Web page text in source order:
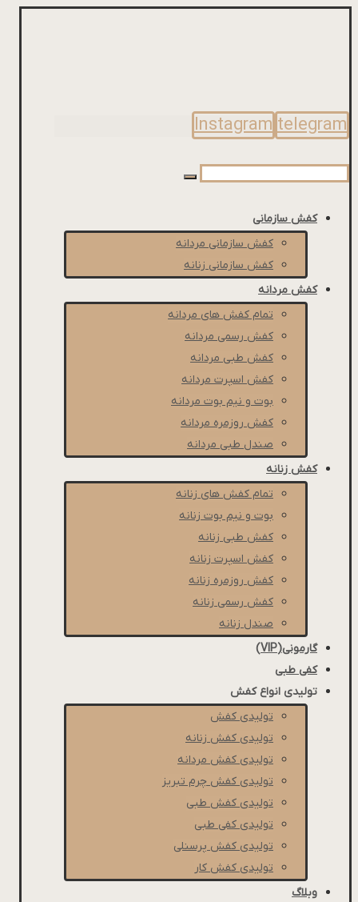
Instagram telegram
کفش سازمانی
کفش سازمانی مردانه
کفش سازمانی زنانه
کفش مردانه
تمام کفش های مردانه
کفش رسمی مردانه
کفش طبی مردانه
كفش اسپرت مردانه
بوت و نیم بوت مردانه
کفش روزمره مردانه
صندل طبی مردانه
کفش زنانه
تمام کفش های زنانه
بوت و نیم بوت زنانه
کفش طبی زنانه
کفش اسپرت زنانه
کفش روزمره زنانه
کفش رسمی زنانه
صندل زنانه
گارمونی(VIP)
کفی طبی
تولیدی انواع کفش
تولیدی کفش
تولیدی کفش زنانه
تولیدی کفش مردانه
تولیدی کفش چرم تبریز
تولیدی کفش طبی
تولیدی کفی طبی
تولیدی کفش پرسنلی
تولیدی کفش کار
وبلاگ